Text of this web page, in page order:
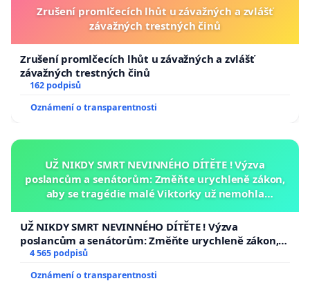
Zrušení promlčecích lhůt u závažných a zvlášť
závažných trestných činů
Zrušení promlčecích lhůt u závažných a zvlášť
závažných trestných činů
162 podpisů
Oznámení o transparentnosti
UŽ NIKDY SMRT NEVINNÉHO DÍTĚTE ! Výzva
poslancům a senátorům: Změňte urychleně zákon,
aby se tragédie malé Viktorky už nemohla
UŽ NIKDY SMRT NEVINNÉHO DÍTĚTE ! Výzva
poslancům a senátorům: Změňte urychleně zákon,
aby se tragédie malé Viktorky už nemohla opakovat!
4 565 podpisů
Oznámení o transparentnosti